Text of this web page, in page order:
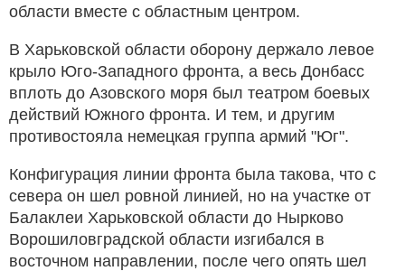
области вместе с областным центром.
В Харьковской области оборону держало левое
крыло Юго-Западного фронта, а весь Донбасс
вплоть до Азовского моря был театром боевых
действий Южного фронта. И тем, и другим
противостояла немецкая группа армий "Юг".
Конфигурация линии фронта была такова, что с
севера он шел ровной линией, но на участке от
Балаклеи Харьковской области до Нырково
Ворошиловградской области изгибался в
восточном направлении, после чего опять шел